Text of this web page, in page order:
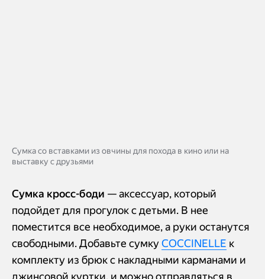
Сумка со вставками из овчины для похода в кино или на
выставку с друзьями
Сумка кросс-боди — аксессуар, который
подойдет для прогулок с детьми. В нее
поместится все необходимое, а руки останутся
свободными. Добавьте сумкуCOCCINELLE к
комплекту из брюк с накладными карманами и
джинсовой куртки, и можно отправляться в